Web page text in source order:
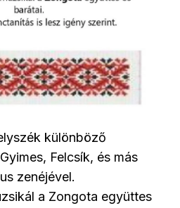
különböző
Felcsík, és más
zenéjével.
a Zongota együttes